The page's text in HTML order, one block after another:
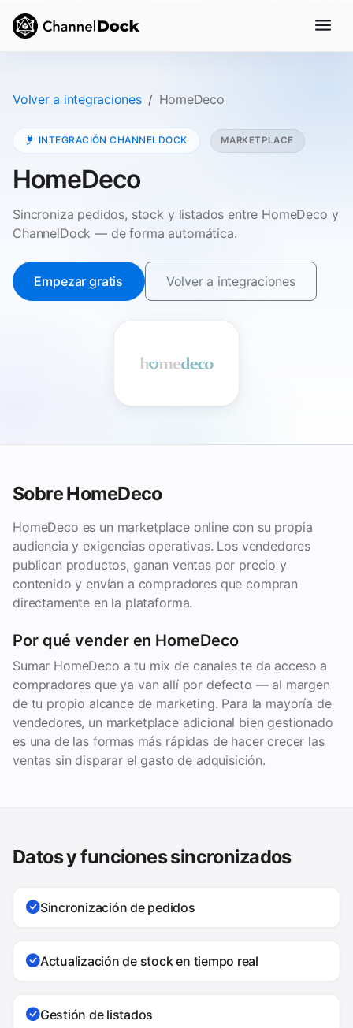
Volver a integraciones HomeDeco
INTEGRACIÓN CHANNELDOCK MARKETPLACE
HomeDeco
Sincroniza pedidos, stock y listados entre HomeDeco y
ChannelDock — de forma automática.
Empezar gratis Volver a integraciones
Sobre HomeDeco
HomeDeco es un marketplace online con su propia
audiencia y exigencias operativas. Los vendedores
publican productos, ganan ventas por precio y
contenido y envían a compradores que compran
directamente en la plataforma.
Por qué vender en HomeDeco
Sumar HomeDeco a tu mix de canales te da acceso a
compradores que ya van allí por defecto — al margen
de tu propio alcance de marketing. Para la mayoría de
vendedores, un marketplace adicional bien gestionado
es una de las formas más rápidas de hacer crecer las
ventas sin disparar el gasto de adquisición.
Datos y funciones sincronizados
Sincronización de pedidos
Actualización de stock en tiempo real
Gestión de listados